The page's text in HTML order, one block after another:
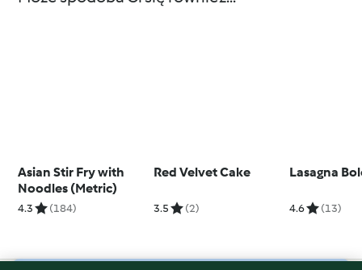
Asian Stir Fry with
Noodles (Metric)
4.3 (184)
Red Velvet Cake
3.5 (2)
Lasagna
4.6 (13)